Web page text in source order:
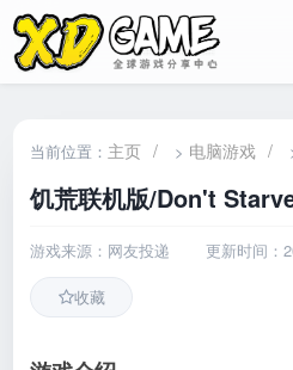
当前位置： 主页 / > 电脑游戏 /
饥荒联机版/Don't
游戏来源：网友投递 更新时间：
收藏